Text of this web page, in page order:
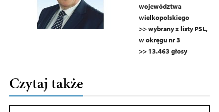
województwa
wielkopolskiego
>> wybrany z listy PSL,
w okręgu nr 3
>> 13.463 głosy
Czytaj także